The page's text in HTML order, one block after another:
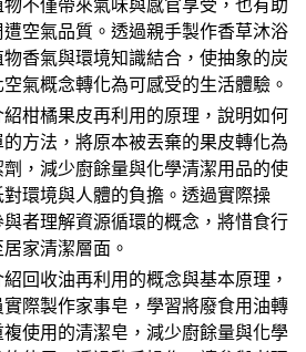
不僅帶來氣味與感官享受，也有助
遭空氣品質。透過親手製作香草沐浴
香氣與環境知識結合，使抽象的炭
空氣概念轉化為可感受的生活體驗。
紹柑橘果皮再利用的原理，說明如何
方法，將原本被丟棄的果皮轉化為
劑，減少廚餘量與化學清潔用品的使
對環境與人體的負擔。透過實際操
與者理解資源循環的概念，將惜食行
家清潔層面。
回收油再利用的概念與基本原理，
實際製作家事皂，學習將廢食用油轉
複使用的清潔皂，減少廚餘量與化學